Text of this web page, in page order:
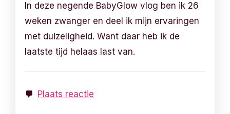
In deze negende BabyGlow vlog ben ik 26
weken zwanger en deel ik mijn ervaringen
met duizeligheid. Want daar heb ik de
laatste tijd helaas last van.
Plaats reactie